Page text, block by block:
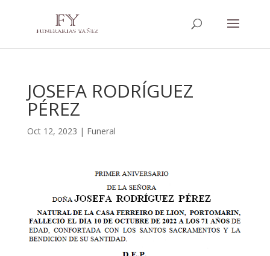
JOSEFA RODRÍGUEZ
PÉREZ
Oct 12, 2023 | Funeral